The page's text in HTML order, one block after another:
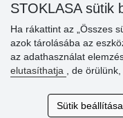
Vásárlók
Excellent service
STOKLASA sütik
Ha rákattint az „Összes
azok tárolásába az
az adathasználat
elutasíthatja
, de
Sütik beállítása